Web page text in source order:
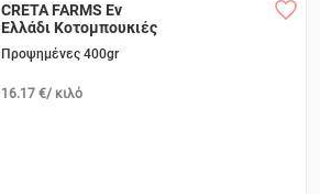
CRETA FARMS Eν
Ελλάδι Κοτομπουκιές
Προψημένες 400gr
16.17 €/ κιλό